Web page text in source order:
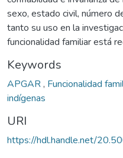
sexo, estado civil, número
tanto su uso en la
funcionalidad familiar está
Keywords
APGAR, Funcionalidad
indígenas
URI
https://hdl.handle.net/